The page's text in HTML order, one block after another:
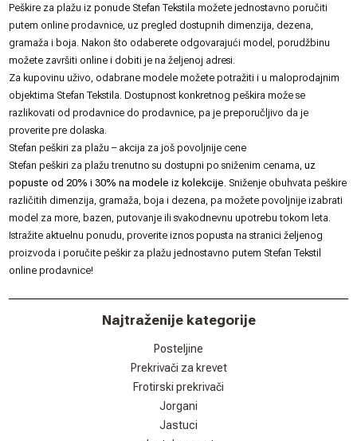
Peškire za plažu iz ponude Stefan Tekstila možete jednostavno poručiti
putem online prodavnice, uz pregled dostupnih dimenzija, dezena,
gramaža i boja. Nakon što odaberete odgovarajući model, porudžbinu
možete završiti online i dobiti je na željenoj adresi.
Za kupovinu uživo, odabrane modele možete potražiti i u maloprodajnim
objektima Stefan Tekstila. Dostupnost konkretnog peškira može se
razlikovati od prodavnice do prodavnice, pa je preporučljivo da je
proverite pre dolaska.
Stefan peškiri za plažu – akcija za još povoljnije cene
Stefan peškiri za plažu trenutno su dostupni po sniženim cenama,uz
popuste od 20% i 30% na modele iz kolekcije . Sniženje obuhvata peškire
različitih dimenzija, gramaža, boja i dezena, pa možete povoljnije izabrati
model za more, bazen, putovanje ili svakodnevnu upotrebu tokom leta.
Istražite aktuelnu ponudu, proverite iznos popusta na stranici željenog
proizvoda i poručite peškir za plažu jednostavno putem Stefan Tekstil
online prodavnice!
Najtraženije kategorije
Posteljine
Prekrivači za krevet
Frotirski prekrivači
Jorgani
Jastuci